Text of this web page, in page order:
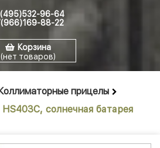
96-64
88-22
Корзина
(нет товаров)
Коллиматорные прицелы
солнечная батарея